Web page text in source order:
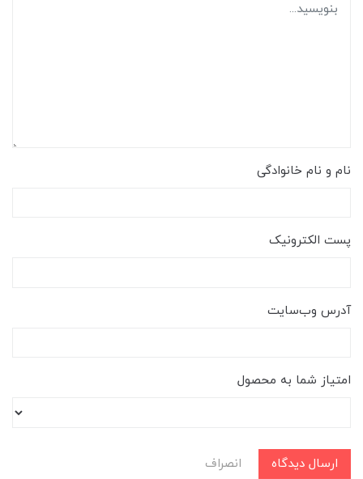
نام و نام خانوادگی
پست الکترونیک
آدرس وب‌سایت
امتیاز شما به محصول
ارسال دیدگاه انصراف